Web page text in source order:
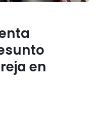
en